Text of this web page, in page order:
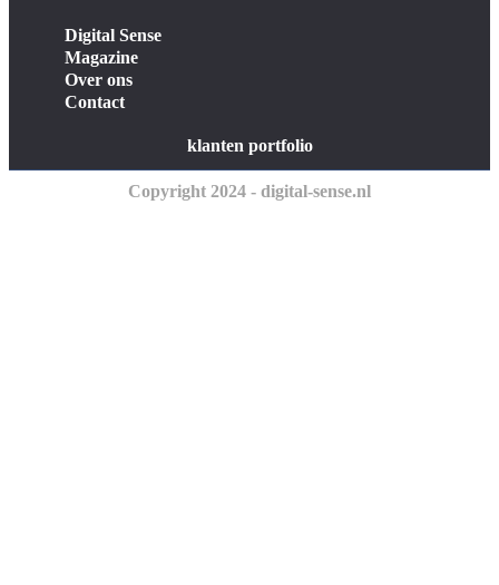
Digital Sense
Magazine
Over ons
Contact
klanten portfolio
Copyright 2024 - digital-sense.nl